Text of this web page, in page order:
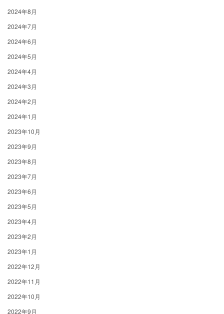
2024年8月
2024年7月
2024年6月
2024年5月
2024年4月
2024年3月
2024年2月
2024年1月
2023年10月
2023年9月
2023年8月
2023年7月
2023年6月
2023年5月
2023年4月
2023年2月
2023年1月
2022年12月
2022年11月
2022年10月
2022年9月